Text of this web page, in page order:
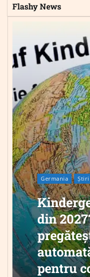
Flashy News
Germania Știri
din
pentru